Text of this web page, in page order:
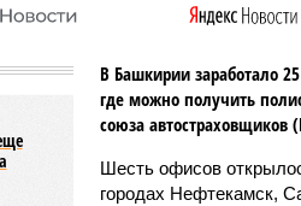
В Башкирии заработало
где можно получить
союза автостраховщиков
Шесть офисов
городах Нефтекамск,